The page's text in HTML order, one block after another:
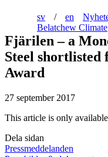
sv / en
Belatchew Climate
Fjärilen – a
Steel shortlisted
Award
27 september 2017
This article is only
Dela sidan
Pressmeddelanden